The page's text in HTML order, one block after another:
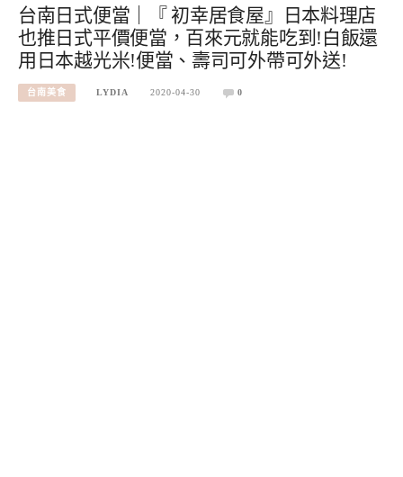
台南日式便當｜『 初幸居食屋』日本料理店
也推日式平價便當，百來元就能吃到!白飯還
用日本越光米!便當、壽司可外帶可外送!
台南美食 LYDIA 2020-04-30 0